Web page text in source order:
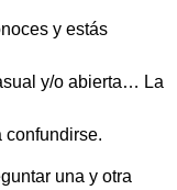
y estás
y/o abierta… La
confundirse.
una y otra